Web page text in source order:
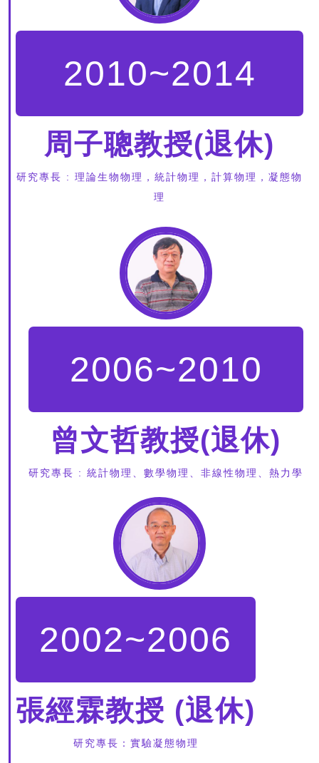
2010~2014
周子聰教授(退休)
研究專長 : 理論生物物理，統計物理，計算物理，凝態物
理
2006~2010
曾文哲教授(退休)
研究專長 : 統計物理、數學物理、非線性物理、熱力學
2002~2006
張經霖教授 (退休)
研究專長：實驗凝態物理